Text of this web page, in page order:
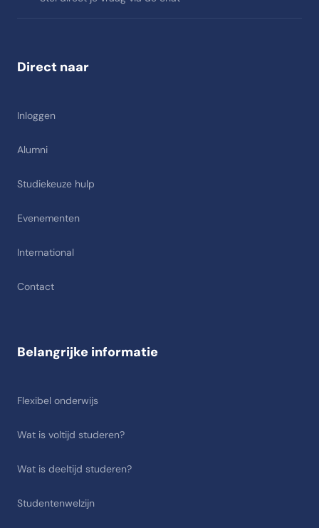
Direct naar
Inloggen
Alumni
Studiekeuze hulp
Evenementen
International
Contact
Belangrijke informatie
Flexibel onderwijs
Wat is voltijd studeren?
Wat is deeltijd studeren?
Studentenwelzijn